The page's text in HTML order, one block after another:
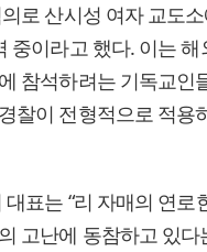
로 산시성 여자 교도
중이라고 했다. 이는 해
참석하려는 기독교인
찰이 전형적으로 적용
표는 “리 자매의 연로
고난에 동참하고 있다